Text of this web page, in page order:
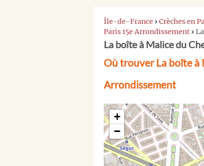
Île-de-France › Crèches en
Paris 15e Arrondissement ›
La boîte à Malice du
Où trouver La boîte à
Arrondissement
+
−